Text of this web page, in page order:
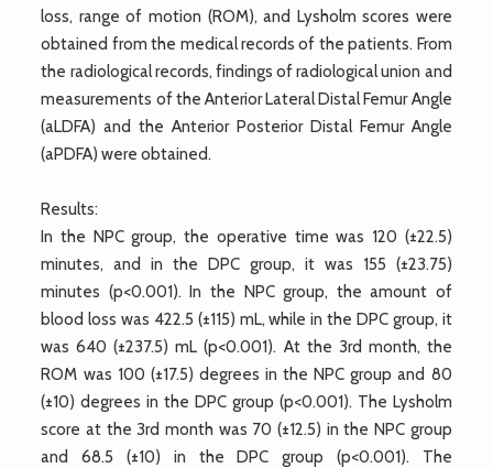
loss, range of motion (ROM), and Lysholm scores were
obtained from the medical records of the patients. From
the radiological records, findings of radiological union and
measurements of the Anterior Lateral Distal Femur Angle
(aLDFA) and the Anterior Posterior Distal Femur Angle
(aPDFA) were obtained.
Results:
In the NPC group, the operative time was 120 (±22.5)
minutes, and in the DPC group, it was 155 (±23.75)
minutes (p<0.001). In the NPC group, the amount of
blood loss was 422.5 (±115) mL, while in the DPC group, it
was 640 (±237.5) mL (p<0.001). At the 3rd month, the
ROM was 100 (±17.5) degrees in the NPC group and 80
(±10) degrees in the DPC group (p<0.001). The Lysholm
score at the 3rd month was 70 (±12.5) in the NPC group
and 68.5 (±10) in the DPC group (p<0.001). The